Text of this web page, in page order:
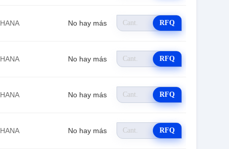
No hay más RFQ
No hay más RFQ
No hay más RFQ
No hay más RFQ